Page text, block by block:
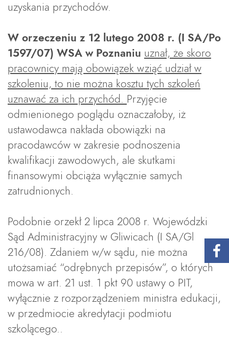
uzyskania przychodów.
W orzeczeniu z 12 lutego 2008 r. (I SA/Po
1597/07) WSA w Poznaniu uznał, że skoro
pracownicy mają obowiązek wziąć udział w
szkoleniu, to nie można kosztu tych szkoleń
uznawać za ich przychód. Przyjęcie
odmienionego poglądu oznaczałoby, iż
ustawodawca nakłada obowiązki na
pracodawców w zakresie podnoszenia
kwalifikacji zawodowych, ale skutkami
finansowymi obciąża wyłącznie samych
zatrudnionych.
Podobnie orzekł 2 lipca 2008 r. Wojewódzki
Sąd Administracyjny w Gliwicach (I SA/Gl
216/08). Zdaniem w/w sądu, nie można
utożsamiać “odrębnych przepisów”, o których
mowa w art. 21 ust. 1 pkt 90 ustawy o PIT,
wyłącznie z rozporządzeniem ministra edukacji,
w przedmiocie akredytacji podmiotu
szkolącego..